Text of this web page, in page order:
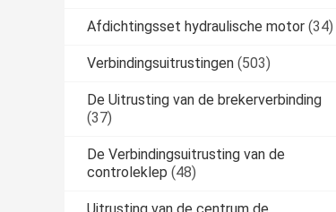
Afdichtingsset hydraulische motor (34)
Verbindingsuitrustingen (503)
De Uitrusting van de brekerverbinding
(37)
De Verbindingsuitrusting van de
controleklep (48)